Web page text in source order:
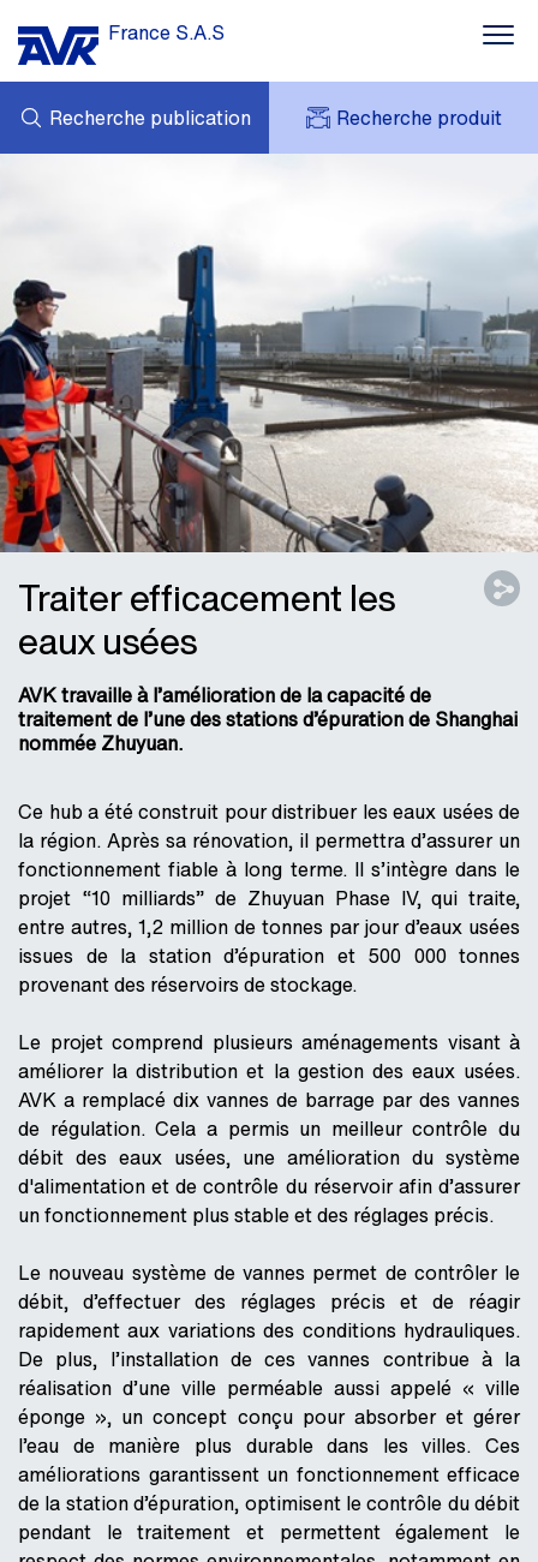
France S.A.S
Recherche publication Recherche produit
TÉLÉCHARGEMENT
RÉFÉRENCES
AVK EN FRANCE
TARIF JUIN 2026
Traiter efficacement les
eaux usées
AVK travaille à l’amélioration de la capacité de
traitement de l’une des stations d’épuration de Shanghai
nommée Zhuyuan.
Ce hub a été construit pour distribuer les eaux usées de
la région. Après sa rénovation, il permettra d’assurer un
fonctionnement fiable à long terme. Il s’intègre dans le
projet “10 milliards” de Zhuyuan Phase IV, qui traite,
entre autres, 1,2 million de tonnes par jour d’eaux usées
issues de la station d’épuration et 500 000 tonnes
provenant des réservoirs de stockage.
Le projet comprend plusieurs aménagements visant à
améliorer la distribution et la gestion des eaux usées.
AVK a remplacé dix vannes de barrage par des vannes
de régulation. Cela a permis un meilleur contrôle du
débit des eaux usées, une amélioration du système
d'alimentation et de contrôle du réservoir afin d’assurer
un fonctionnement plus stable et des réglages précis.
Le nouveau système de vannes permet de contrôler le
débit, d’effectuer des réglages précis et de réagir
rapidement aux variations des conditions hydrauliques.
De plus, l’installation de ces vannes contribue à la
réalisation d’une ville perméable aussi appelé « ville
éponge », un concept conçu pour absorber et gérer
l’eau de manière plus durable dans les villes. Ces
améliorations garantissent un fonctionnement efficace
de la station d’épuration, optimisent le contrôle du débit
pendant le traitement et permettent également le